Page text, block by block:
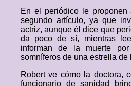
En el periódico le proponen
segundo artículo, ya que
actriz, aunque él dice que
da poco de sí, mientras
informan de la muerte
somníferos de una estrella de
Robert ve cómo la doctora,
funcionario de sanidad